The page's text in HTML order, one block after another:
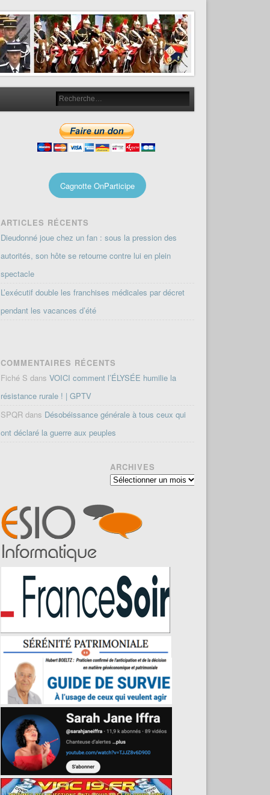
Cagnotte OnParticipe
ARTICLES RÉCENTS
Dieudonné joue chez un fan : sous la pression des
autorités, son hôte se retourne contre lui en plein
spectacle
L’exécutif double les franchises médicales par décret
pendant les vacances d’été
COMMENTAIRES RÉCENTS
Fiché S dansVOICI comment l’ÉLYSÉE humilie la
résistance rurale ! | GPTV
SPQR dans Désobéissance générale à tous ceux qui
ont déclaré la guerre aux peuples
ARCHIVES
Archives